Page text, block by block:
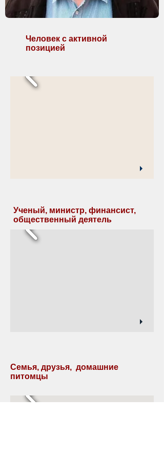
Человек с активной
позицией
Ученый, министр, финансист,
общественный деятель
Семья, друзья, домашние
питомцы